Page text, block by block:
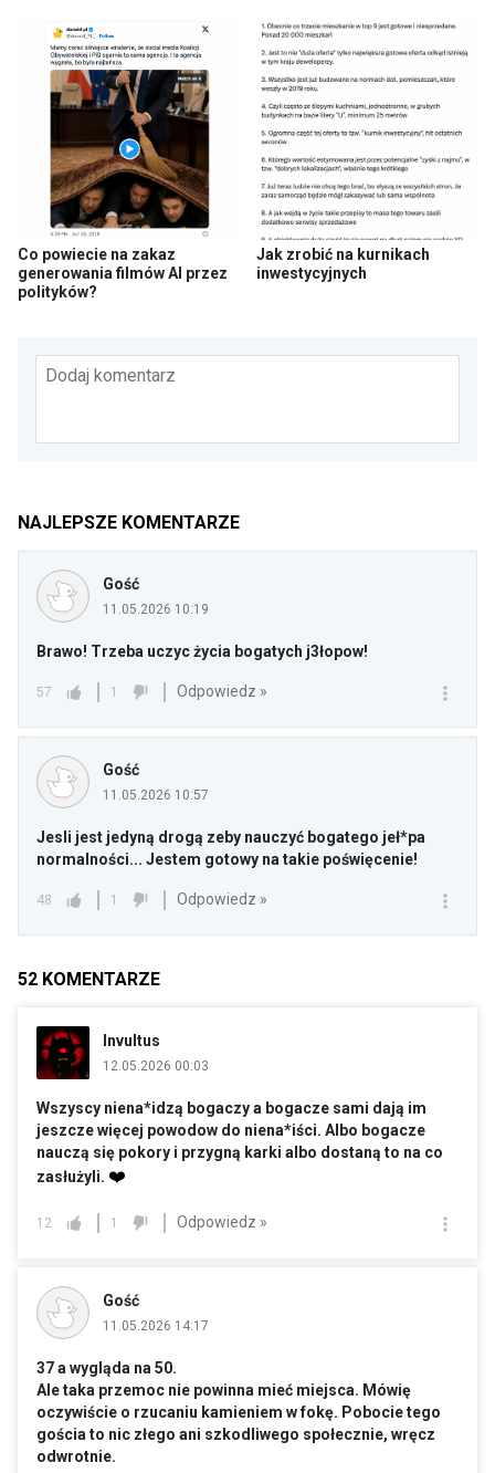
Co powiecie na zakaz
generowania filmów AI przez
polityków?
Jak zrobić na kurnikach
inwestycyjnych
Dodaj komentarz
NAJLEPSZE KOMENTARZE
Gość
11.05.2026 10:19
Brawo! Trzeba uczyc życia bogatych j3łopow!
57 1 Odpowiedz »
Gość
11.05.2026 10:57
Jesli jest jedyną drogą zeby nauczyć bogatego jeł*pa
normalności... Jestem gotowy na takie poświęcenie!
48 1 Odpowiedz »
52 KOMENTARZE
Invultus
12.05.2026 00:03
Wszyscy niena*idzą bogaczy a bogacze sami dają im
jeszcze więcej powodow do niena*iści. Albo bogacze
nauczą się pokory i przygną karki albo dostaną to na co
zasłużyli. ❤️
12 1 Odpowiedz »
Gość
11.05.2026 14:17
37 a wygląda na 50.
Ale taka przemoc nie powinna mieć miejsca. Mówię
oczywiście o rzucaniu kamieniem w fokę. Pobocie tego
gościa to nic złego ani szkodliwego społecznie, wręcz
odwrotnie.